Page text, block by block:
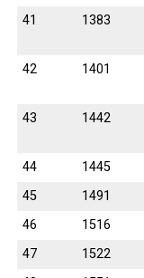
41
1383
42
1401
43
1442
44
1445
45
1491
46
1516
47
1522